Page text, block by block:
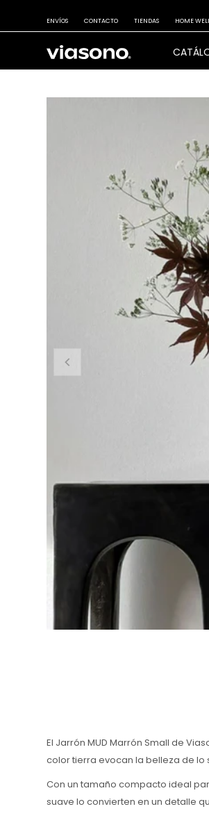
ENVÍOS CONTACTO TIENDAS HOME
El Jarrón MUD Marrón Small de
color tierra evocan la belleza de lo
Con un tamaño compacto ideal
suave lo convierten en un detalle